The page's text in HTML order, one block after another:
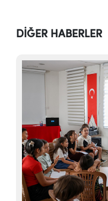
DİĞER HABERLER